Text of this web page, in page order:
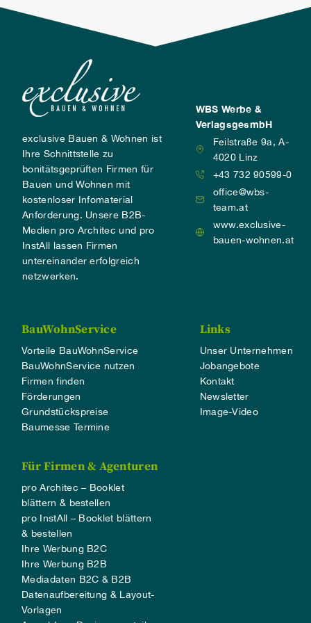
exclusive Bauen & Wohnen ist
Ihre Schnittstelle zu
bonitätsgeprüften Firmen für
Bauen und Wohnen mit
kostenloser Infomaterial
Anforderung. Unsere B2B-
Medien pro Architec und pro
InstAll lassen Firmen
untereinander erfolgreich
netzwerken.
WBS Werbe &
VerlagsgesmbH
Feilstraße 9a, A-
4020 Linz
+43 732 90599-0
office@wbs-
team.at
www.exclusive-
bauen-wohnen.at
BauWohnService
Vorteile BauWohnService
BauWohnService nutzen
Firmen finden
Förderungen
Grundstückspreise
Baumesse Termine
Links
Unser Unternehmen
Jobangebote
Kontakt
Newsletter
Image-Video
Für Firmen & Agenturen
pro Architec – Booklet
blättern & bestellen
pro InstAll – Booklet blättern
& bestellen
Ihre Werbung B2C
Ihre Werbung B2B
Mediadaten B2C & B2B
Datenaufbereitung & Layout-
Vorlagen